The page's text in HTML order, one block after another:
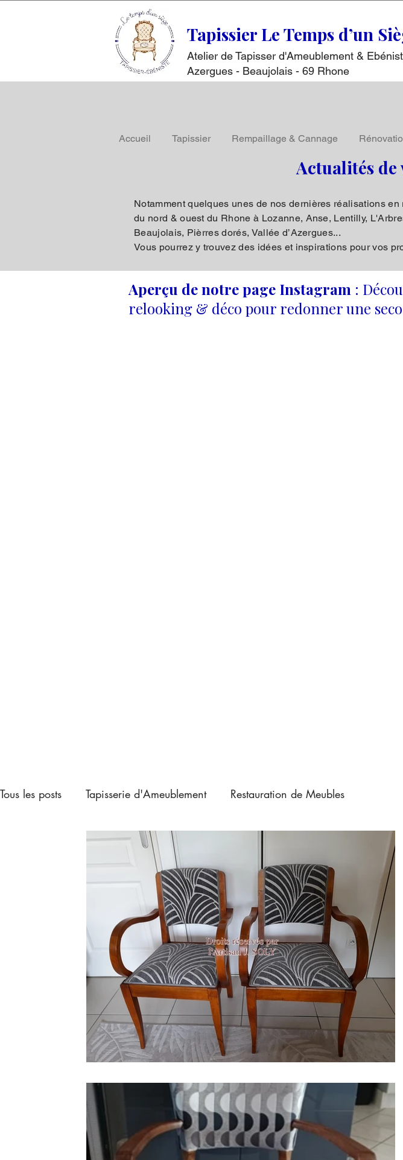
Tapissier Le Temps d’un
Atelier de Tapisser d'Ameublement &
Azergues - Beaujolais - 69 Rhone
Accueil Tapissier Rempaillage & Cannage
Actualités de
Notamment quelques unes de nos dernières réalisations
du nord & ouest du Rhone à Lozanne, Anse, Lentilly,
Beaujolais, Pièrres dorés, Vallée d’Azergues...
Vous pourrez y trouvez des idées et inspirations pour vos
Aperçu de notre page Instagram :
relooking & déco pour redonner une
Tous les posts Tapisserie d'Ameublement Restauration de Meubles